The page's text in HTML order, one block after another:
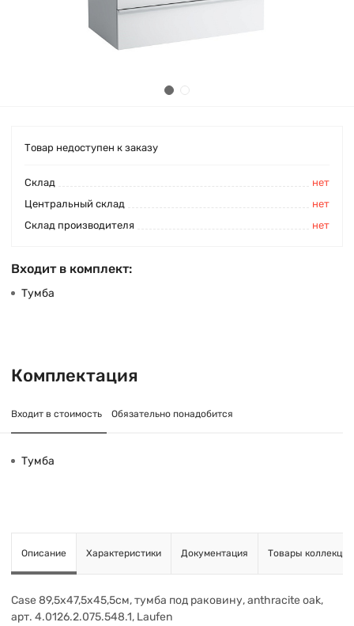
Товар недоступен к заказу
Cклад
нет
Центральный склад
нет
Склад производителя
нет
Входит в комплект:
Тумба
Комплектация
Входит в стоимость Обязательно понадобится
Тумба
Описание Характеристики Документация Товары коллекции
Case 89,5х47,5х45,5см, тумба под раковину, anthracite oak,
арт. 4.0126.2.075.548.1, Laufen